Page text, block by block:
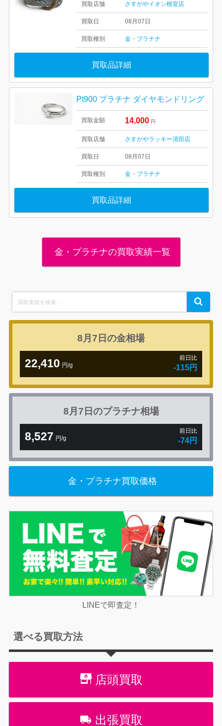
買取店舗 さすがやイオン根室店
買取日 08月07日
買取種別 金・プラチナ
買取品詳細
Pt900 プラチナ ダイヤモンドリング
買取金額 14,000 円
買取店舗 さすがやラッキー清田店
買取日 08月07日
買取種別 金・プラチナ
買取品詳細
金・プラチナの買取実績一覧
for:
Search
8月7日の金相場
22,410 円/g
前日比
-115円
8月7日のプラチナ相場
8,527 円/g
前日比
-74円
金・プラチナ買取価格
LINEで即査定！
選べる買取方法
店頭買取
出張買取